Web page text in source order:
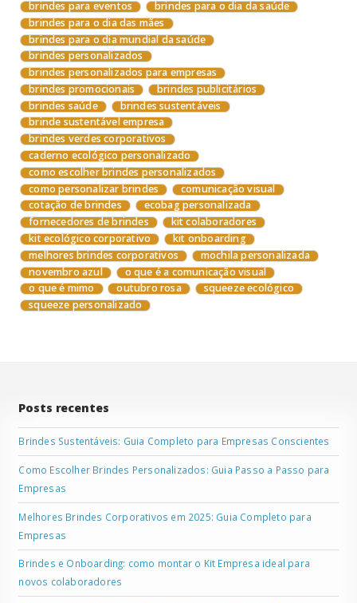
brindes para eventos
brindes para o dia da saúde
brindes para o dia das mães
brindes para o dia mundial da saúde
brindes personalizados
brindes personalizados para empresas
brindes promocionais
brindes publicitários
brindes saúde
brindes sustentáveis
brinde sustentável empresa
brindes verdes corporativos
caderno ecológico personalizado
como escolher brindes personalizados
como personalizar brindes
comunicação visual
cotação de brindes
ecobag personalizada
fornecedores de brindes
kit colaboradores
kit ecológico corporativo
kit onboarding
melhores brindes corporativos
mochila personalizada
novembro azul
o que é a comunicação visual
o que é mimo
outubro rosa
squeeze ecológico
squeeze personalizado
Posts recentes
Brindes Sustentáveis: Guia Completo para Empresas Conscientes
Como Escolher Brindes Personalizados: Guia Passo a Passo para
Empresas
Melhores Brindes Corporativos em 2025: Guia Completo para
Empresas
Brindes e Onboarding: como montar o Kit Empresa ideal para
novos colaboradores